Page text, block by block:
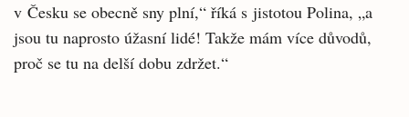
v Česku se obecně sny plní,“ říká s jistotou Polina, „a
jsou tu naprosto úžasní lidé! Takže mám více důvodů,
proč se tu na delší dobu zdržet.“